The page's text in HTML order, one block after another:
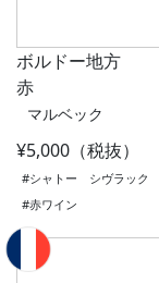
ボルドー地方
赤
マルベック
¥5,000（税抜）
#シャトー シヴラック
#赤ワイン